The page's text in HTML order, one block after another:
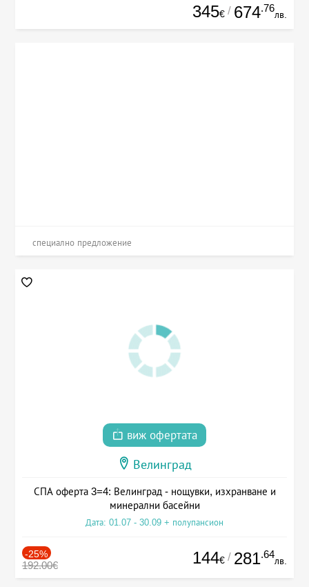
345€ / 674.76
лв.
специално предложение
виж офертата
Велинград
СПА оферта 3=4: Велинград - нощувки, изхранване и
минерални басейни
Дата: 01.07 - 30.09 + полупансион
-25%
192.00€ 144€ / 281.64
лв.